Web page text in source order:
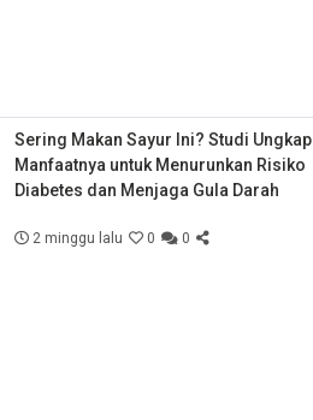
Sering Makan Sayur Ini? Studi Ungkap
Manfaatnya untuk Menurunkan Risiko
Diabetes dan Menjaga Gula Darah
2 minggu lalu 0 0